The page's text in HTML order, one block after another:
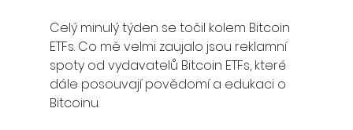
Celý minulý týden se točil kolem Bitcoin
ETFs. Co mě velmi zaujalo jsou reklamní
spoty od vydavatelů Bitcoin ETFs, které
dále posouvají povědomí a edukaci o
Bitcoinu.